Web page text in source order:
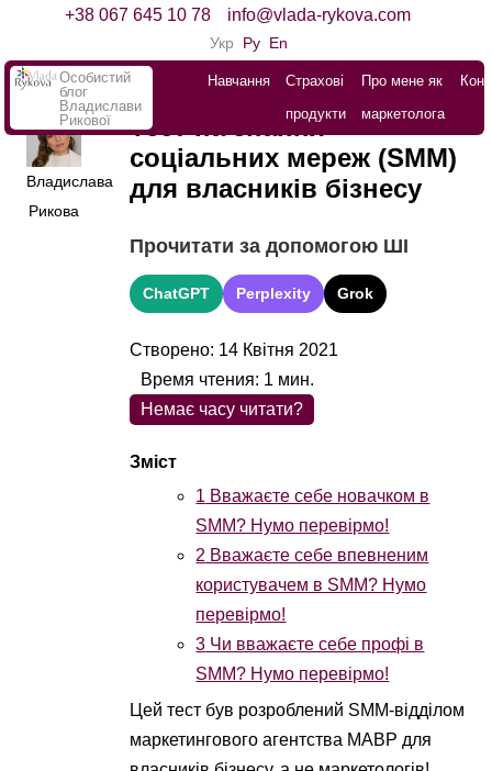
+38 067 645 10 78 info@vlada-rykova.com
Укр Ру En
Особистий
блог
Владислави
Рикової
Навчання
Страхові
продукти
Про мене як
маркетолога
Владислава
Рикова
Тест на знання
соціальних мереж (SMM)
для власників бізнесу
Прочитати за допомогою ШІ
ChatGPT Perplexity Grok
Створено: 14 Квітня 2021
Немає часу читати?
1 Вважаєте себе новачком в
SMM? Нумо перевірмо!
2 Вважаєте себе впевненим
користувачем в SMM? Нумо
перевірмо!
3 Чи вважаєте себе профі в
SMM? Нумо перевірмо!
Время чтения: 1 мин.
Цей тест був розроблений SMM-відділом
маркетингового агентства МАВР для